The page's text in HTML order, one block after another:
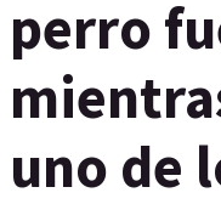
perro
uno de